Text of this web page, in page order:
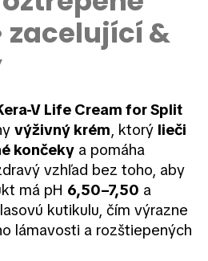
zacelující &
V Life Cream for Split
výživný krém, ktorý lieči
končeky a pomáha
vzhľad bez toho, aby
má pH 6,50–7,50 a
kutikulu, čím výrazne
lámavosti a rozštiepených